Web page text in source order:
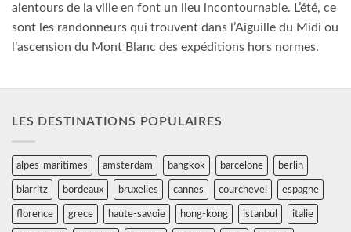
alentours de la ville en font un lieu incontournable. L’été, ce
sont les randonneurs qui trouvent dans l’Aiguille du Midi ou
l’ascension du Mont Blanc des expéditions hors normes.
LES DESTINATIONS POPULAIRES
alpes-maritimes amsterdam bangkok barcelone berlin
biarritz bordeaux bruxelles cannes courchevel espagne
florence grece haute-savoie hong-kong istanbul italie